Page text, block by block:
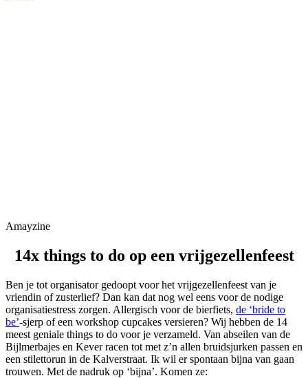
Amayzine
14x things to do op een vrijgezellenfeest
Ben je tot organisator gedoopt voor het vrijgezellenfeest van je
vriendin of zusterlief? Dan kan dat nog wel eens voor de nodige
organisatiestress zorgen. Allergisch voor de bierfiets, de ‘bride to
be’-sjerp of een workshop cupcakes versieren? Wij hebben de 14
meest geniale things to do voor je verzameld. Van abseilen van de
Bijlmerbajes en Kever racen tot met z’n allen bruidsjurken passen en
een stilettorun in de Kalverstraat. Ik wil er spontaan bijna van gaan
trouwen. Met de nadruk op ‘bijna’. Komen ze: